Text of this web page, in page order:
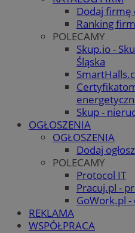
Dodaj firmę
Ranking firm
POLECAMY
Skup.io -
Śląska
Skup -
OGŁOSZENIA
OGŁOSZENIA
Dodaj
POLECAMY
Protocol IT
Pracuj.pl -
GoWork.pl
REKLAMA
WSPÓŁPRACA